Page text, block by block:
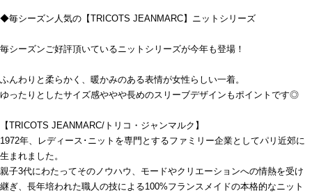
◆毎シーズン人気の【TRICOTS JEANMARC】ニットシリーズ
毎シーズンご好評頂いているニットシリーズが今年も登場！
ふんわりと柔らかく、暖かみのある表情が女性らしい一着。
ゆったりとしたサイズ感ややや長めのスリーブデザインもポイントです◎
【TRICOTS JEANMARC/トリコ・ジャンマルク】
1972年、レディース･ニットを専門とするファミリー企業としてパリ近郊に
生まれました。
親子3代にわたってそのノウハウ、モードやクリエーションへの情熱を受け
継ぎ、長年培われた職人の技による100%フランスメイドの本格的なニット